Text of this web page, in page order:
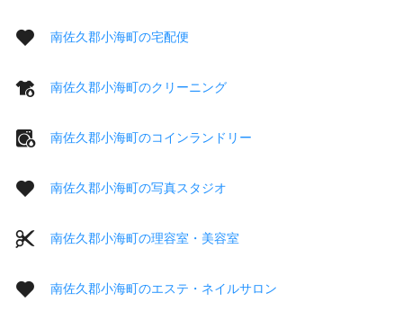
南佐久郡小海町の宅配便
南佐久郡小海町のクリーニング
南佐久郡小海町のコインランドリー
南佐久郡小海町の写真スタジオ
南佐久郡小海町の理容室・美容室
南佐久郡小海町のエステ・ネイルサロン